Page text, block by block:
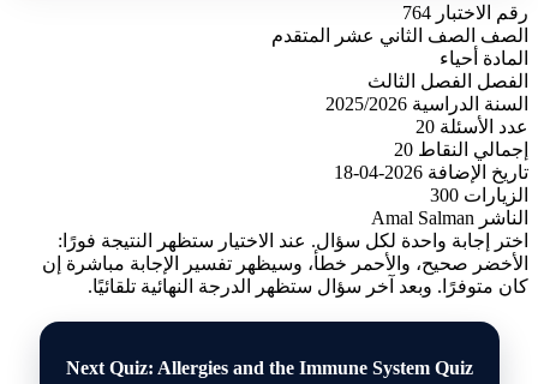
رقم الاختبار 764
الصف
الصف الثاني عشر المتقدم
المادة
أحياء
الفصل
الفصل الثالث
السنة الدراسية 2025/2026
عدد الأسئلة 20
إجمالي النقاط 20
تاريخ الإضافة 2026-04-18
الزيارات 300
الناشر Amal Salman
اختر إجابة واحدة لكل سؤال. عند الاختيار ستظهر النتيجة فورًا:
الأخضر صحيح، والأحمر خطأ، وسيظهر تفسير الإجابة مباشرة إن
كان متوفرًا. وبعد آخر سؤال ستظهر الدرجة النهائية تلقائيًا.
Next Quiz: Allergies and the Immune System Quiz